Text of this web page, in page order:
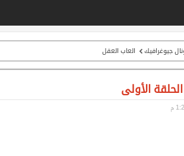
جيوغرافيك العاب العقل
الأولى
م